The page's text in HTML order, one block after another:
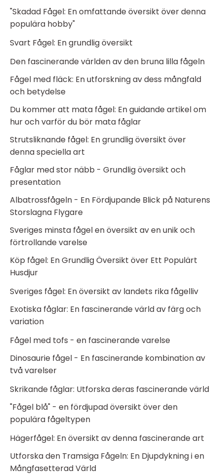
"Skadad Fågel: En omfattande översikt över denna
populära hobby"
Svart Fågel: En grundlig översikt
Den fascinerande världen av den bruna lilla fågeln
Fågel med fläck: En utforskning av dess mångfald
och betydelse
Du kommer att mata fågel: En guidande artikel om
hur och varför du bör mata fåglar
Strutsliknande fågel: En grundlig översikt över
denna speciella art
Fåglar med stor näbb - Grundlig översikt och
presentation
Albatrossfågeln - En Fördjupande Blick på Naturens
Storslagna Flygare
Sveriges minsta fågel en översikt av en unik och
förtrollande varelse
Köp fågel: En Grundlig Översikt över Ett Populärt
Husdjur
Sveriges fågel: En översikt av landets rika fågelliv
Exotiska fåglar: En fascinerande värld av färg och
variation
Fågel med tofs - en fascinerande varelse
Dinosaurie fågel - En fascinerande kombination av
två varelser
Skrikande fåglar: Utforska deras fascinerande värld
"Fågel blå" - en fördjupad översikt över den
populära fågeltypen
Hägerfågel: En översikt av denna fascinerande art
Utforska den Tramsiga Fågeln: En Djupdykning i en
Mångfasetterad Värld